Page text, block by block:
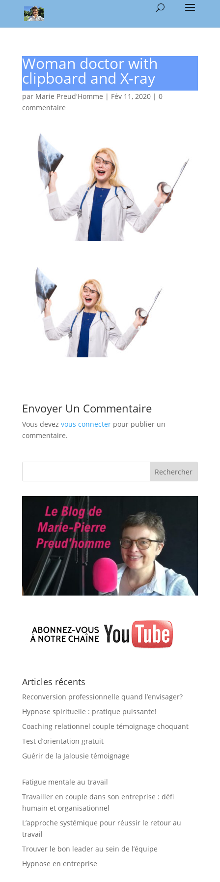
Woman doctor with
clipboard and X-ray
par Marie Preud'Homme | Fév 11, 2020| 0
commentaire
Envoyer Un Commentaire
Vous devez vous connecterpour publier un
commentaire.
Articles récents
Reconversion professionnelle quand l’envisager?
Hypnose spirituelle : pratique puissante!
Coaching relationnel couple témoignage choquant
Test d’orientation gratuit
Guérir de la Jalousie témoignage
Fatigue mentale au travail
Travailler en couple dans son entreprise : défi
humain et organisationnel
L’approche systémique pour réussir le retour au
travail
Trouver le bon leader au sein de l’équipe
Hypnose en entreprise